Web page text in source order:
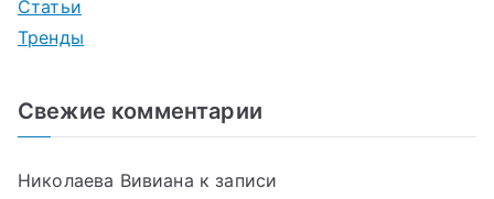
Статьи
Тренды
Свежие комментарии
Николаева Вивиана к записи